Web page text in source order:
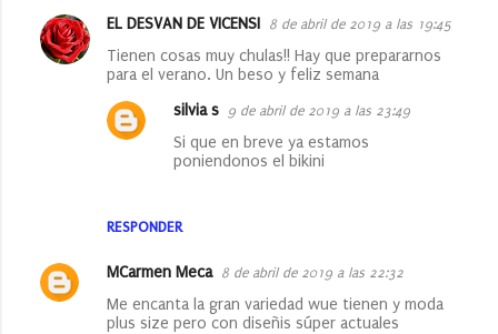
EL DESVAN DE VICENSI 8 de abril de 2019 a las 19:45
Tienen cosas muy chulas!! Hay que prepararnos
para el verano. Un beso y feliz semana
RESPONDER
silvia s 9 de abril de 2019 a las 23:49
Si que en breve ya estamos
poniendonos el bikini
MCarmen Meca 8 de abril de 2019 a las 22:32
Me encanta la gran variedad wue tienen y moda
plus size pero con diseñis súper actuales